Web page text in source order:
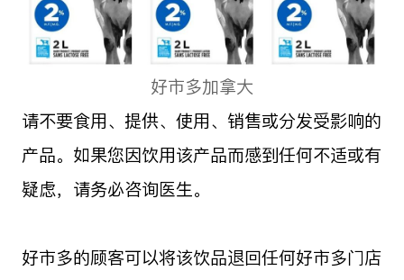
好市多加拿大
请不要食用、提供、使用、销售或分发受影响的
产品。如果您因饮用该产品而感到任何不适或有
疑虑，请务必咨询医生。
好市多的顾客可以将该饮品退回任何好市多门店